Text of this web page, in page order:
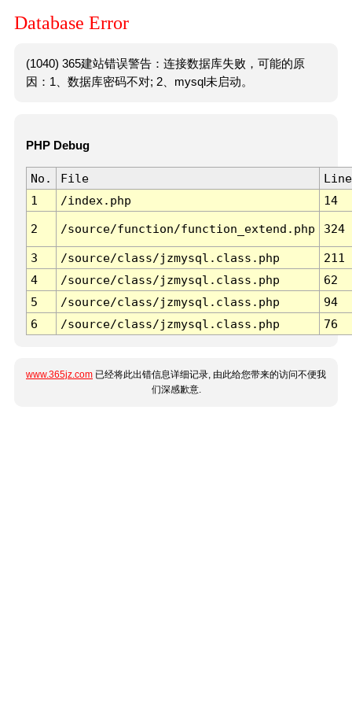
Database Error
(1040) 365建站错误警告：连接数据库失败，可能的原
因：1、数据库密码不对; 2、mysql未启动。
PHP Debug
No. File
Line
1
/index.php 14
2 /source/function/function_extend.php 324
3 /source/class/jzmysql.class.php
211
4
/source/class/jzmysql.class.php
62
5
/source/class/jzmysql.class.php
94
6
/source/class/jzmysql.class.php 76
www.365jz.com 已经将此出错信息详细记录, 由此给您带来的访问不便我
们深感歉意.